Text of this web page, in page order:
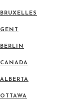
BRUXELLES
GENT
BERLIN
CANADA
ALBERTA
OTTAWA